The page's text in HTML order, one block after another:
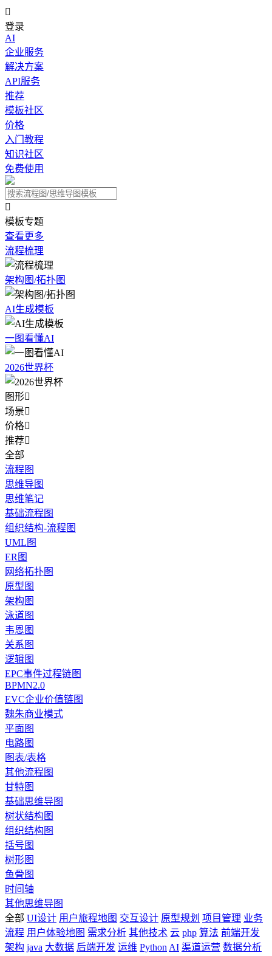

登录
AI
企业服务
解决方案
API服务
推荐
模板社区
价格
入门教程
知识社区
免费使用

模板专题
查看更多
流程梳理
架构图/拓扑图
AI生成模板
一图看懂AI
2026世界杯
图形
场景
价格
推荐
全部
流程图
思维导图
思维笔记
基础流程图
组织结构-流程图
UML图
ER图
网络拓扑图
原型图
架构图
泳道图
韦恩图
关系图
逻辑图
EPC事件过程链图
BPMN2.0
EVC企业价值链图
魏朱商业模式
平面图
电路图
图表/表格
其他流程图
甘特图
基础思维导图
树状结构图
组织结构图
括号图
树形图
鱼骨图
时间轴
其他思维导图
全部 UI设计 用户旅程地图 交互设计 原型规划 项目管理 业务
流程 用户体验地图 需求分析 其他技术 云 php 算法 前端开发
架构 java 大数据 后端开发 运维 Python AI 渠道运营 数据分析